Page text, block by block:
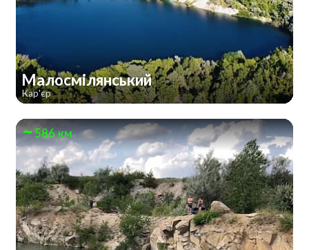
Малосмілянський
Кар'єр
586 км